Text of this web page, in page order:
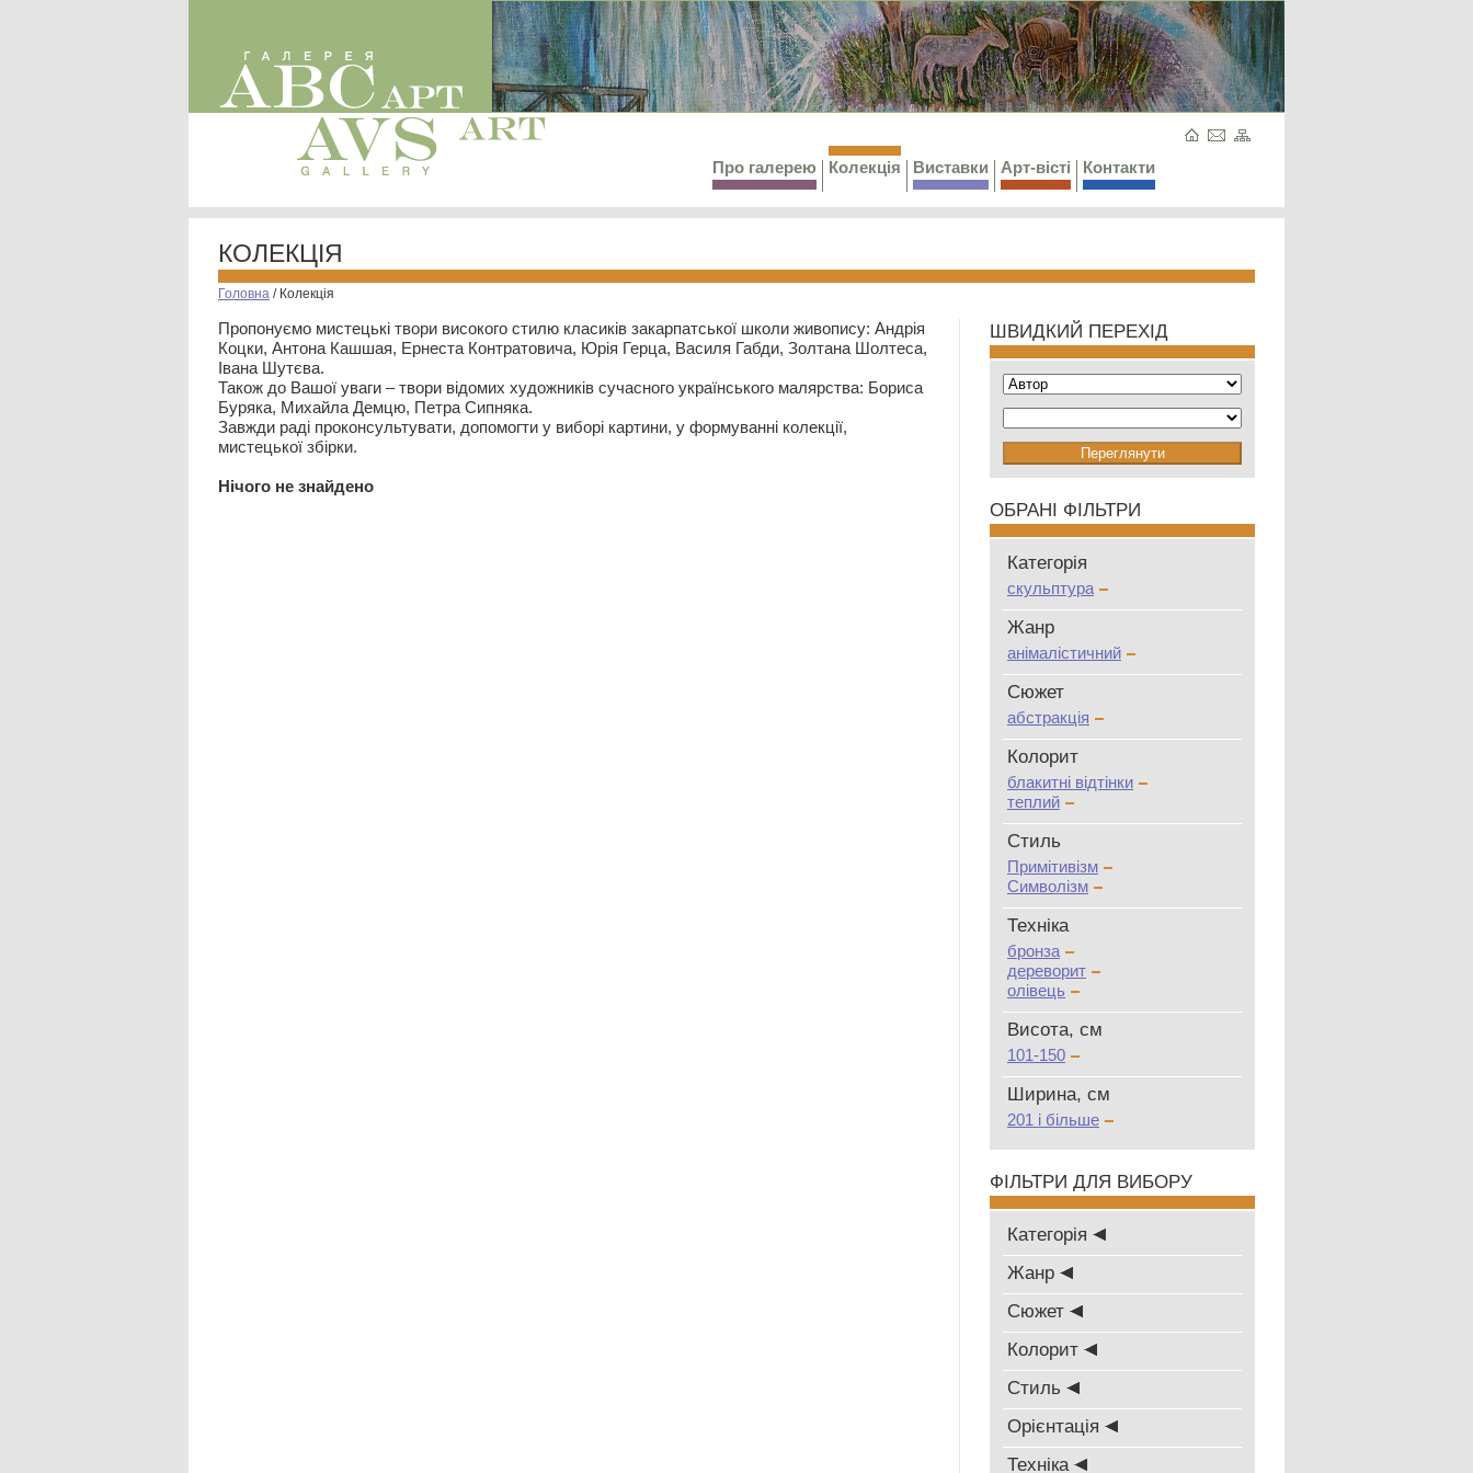
Про галерею Колекція Виставки Арт-вісті Контакти
КОЛЕКЦІЯ
Головна / Колекція
Пропонуємо мистецькі твори високого стилю класиків закарпатської школи живопису: Андрія
Коцки, Антона Кашшая, Ернеста Контратовича, Юрія Герца, Василя Габди, Золтана Шолтеса,
Івана Шутєва.
Також до Вашої уваги – твори відомих художників сучасного українського малярства: Бориса
Буряка, Михайла Демцю, Петра Сипняка.
Завжди раді проконсультувати, допомогти у виборі картини, у формуванні колекції,
мистецької збірки.
Нiчого не знайдено
ШВИДКИЙ ПЕРЕХІД
ОБРАНІ ФІЛЬТРИ
Категорія
скульптура
Жанр
анімалістичний
Сюжет
абстракція
Колорит
блакитні відтінки
теплий
Стиль
Примітивізм
Символізм
Техніка
бронза
дереворит
олівець
Висота, см
101-150
Ширина, см
201 і більше
ФІЛЬТРИ ДЛЯ ВИБОРУ
Категорія
Жанр
Сюжет
Колорит
Стиль
Oрієнтація
Техніка